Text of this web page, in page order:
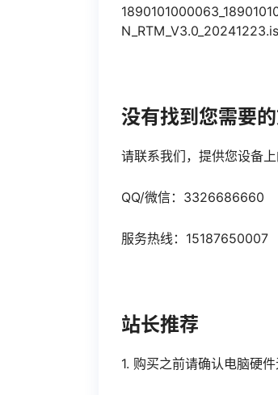
没有找到您需要的
请联系我们，提供您设备
QQ/微信：3326686660
服务热线：15187650007
站长推荐
1. 购买之前请确认电脑硬